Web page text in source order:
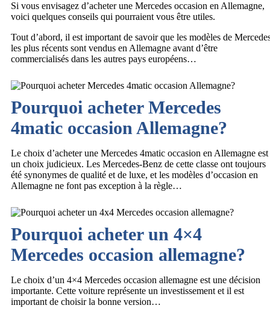
Si vous envisagez d’acheter une Mercedes occasion en Allemagne,
voici quelques conseils qui pourraient vous être utiles.
Tout d’abord, il est important de savoir que les modèles de
les plus récents sont vendus en Allemagne avant d’être
commercialisés dans les autres pays européens…
Pourquoi acheter Mercedes
4matic occasion Allemagne?
Le choix d’acheter une Mercedes 4matic occasion en Allemagne est
un choix judicieux. Les Mercedes-Benz de cette classe ont toujours
été synonymes de qualité et de luxe, et les modèles d’occasion en
Allemagne ne font pas exception à la règle…
Pourquoi acheter un 4×4
Mercedes occasion allemagne?
Le choix d’un 4×4 Mercedes occasion allemagne est une décision
importante. Cette voiture représente un investissement et il est
important de choisir la bonne version…